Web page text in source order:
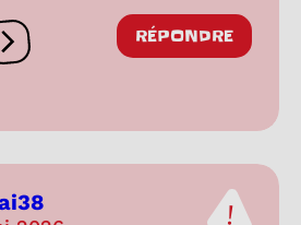
Ouvrir les réactions
RÉPONDRE